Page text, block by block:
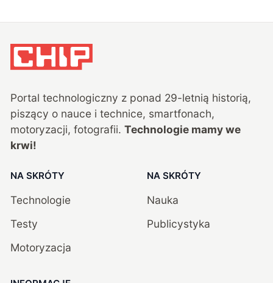
Portal technologiczny z ponad 29-letnią historią,
piszący o nauce i technice, smartfonach,
motoryzacji, fotografii. Technologie mamy we
krwi!
NA SKRÓTY
Technologie
Testy
Motoryzacja
NA SKRÓTY
Nauka
Publicystyka